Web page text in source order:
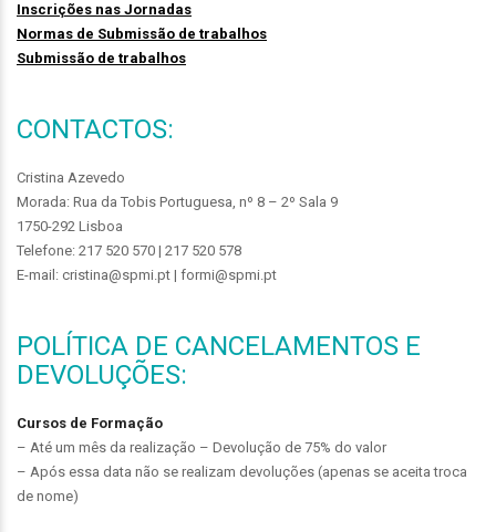
Inscrições nas Jornadas
Normas de Submissão de trabalhos
Submissão de trabalhos
CONTACTOS:
Cristina Azevedo
Morada: Rua da Tobis Portuguesa, nº 8 – 2º Sala 9
1750-292 Lisboa
Telefone: 217 520 570 | 217 520 578
E-mail: cristina@spmi.pt | formi@spmi.pt
POLÍTICA DE CANCELAMENTOS E
DEVOLUÇÕES:
Cursos de Formação
– Até um mês da realização – Devolução de 75% do valor
– Após essa data não se realizam devoluções (apenas se aceita troca
de nome)